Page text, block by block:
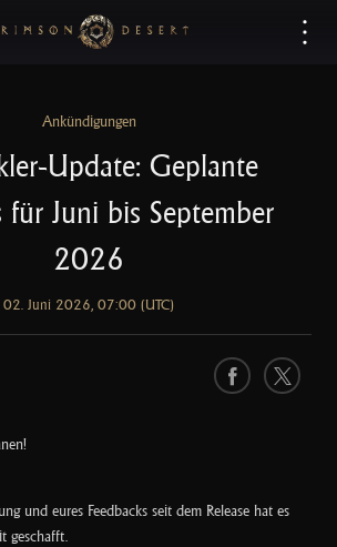
Ankündigungen
Update: Geplante
für Juni bis September
2026
02. Juni 2026, 07:00 (UTC)
F
o
X
und eures Feedbacks seit dem Release hat es
geschafft.